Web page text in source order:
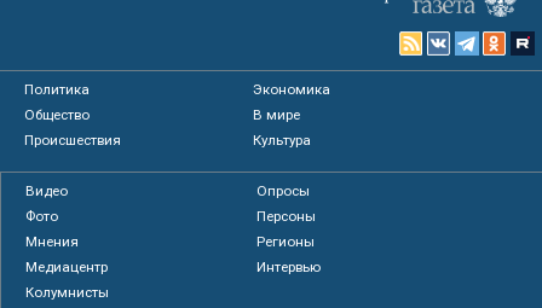
Политика
Экономика
Общество
В мире
Происшествия
Культура
Видео
Опросы
Фото
Персоны
Мнения
Регионы
Медиацентр
Интервью
Колумнисты